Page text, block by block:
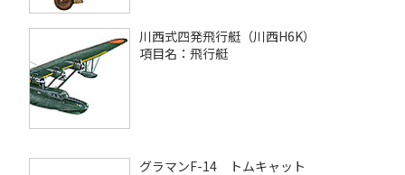
川西式四発飛行艇（川西H6K）
項目名：飛行艇
グラマンF-14 トムキャット